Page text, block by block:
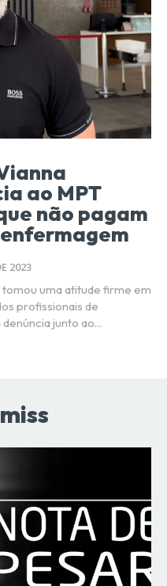
ao MPT
não pagam
2023
uma atitude firme em
profissionais de
junto ao...